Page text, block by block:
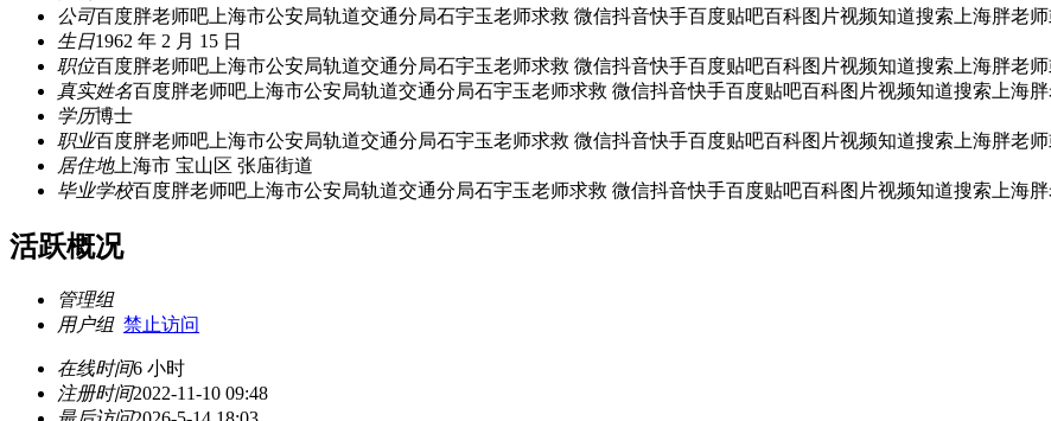
公司百度胖老师吧上海市公安局轨道交通分局石宇玉老师求救 微信抖音快手百度贴吧百科图片视频知道搜索上海胖老
生日1962 年 2 月 15 日
职位百度胖老师吧上海市公安局轨道交通分局石宇玉老师求救 微信抖音快手百度贴吧百科图片视频知道搜索上海胖老
真实姓名百度胖老师吧上海市公安局轨道交通分局石宇玉老师求救 微信抖音快手百度贴吧百科图片视频知道搜索上海
学历博士
职业百度胖老师吧上海市公安局轨道交通分局石宇玉老师求救 微信抖音快手百度贴吧百科图片视频知道搜索上海胖老
居住地上海市 宝山区 张庙街道
毕业学校百度胖老师吧上海市公安局轨道交通分局石宇玉老师求救 微信抖音快手百度贴吧百科图片视频知道搜索上海
活跃概况
管理组
用户组 禁止访问
在线时间6 小时
注册时间2022-11-10 09:48